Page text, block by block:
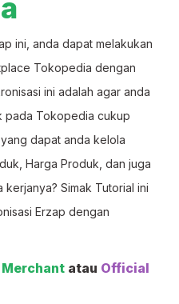
ini, anda dapat melakukan
Tokopedia dengan
ini adalah agar anda
pada Tokopedia cukup
dapat anda kelola
Harga Produk, dan juga
Simak Tutorial ini
Erzap dengan
atau Official